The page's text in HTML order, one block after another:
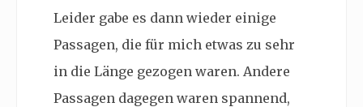
Leider gabe es dann wieder einige
Passagen, die für mich etwas zu sehr
in die Länge gezogen waren. Andere
Passagen dagegen waren spannend,